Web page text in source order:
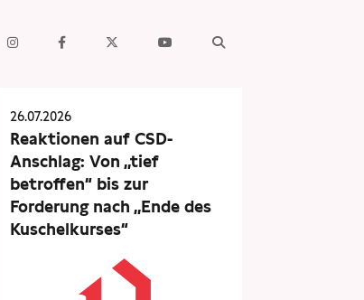
26.07.2026
Reaktionen auf CSD-
Anschlag: Von „tief
betroffen“ bis zur
Forderung nach „Ende des
Kuschelkurses“